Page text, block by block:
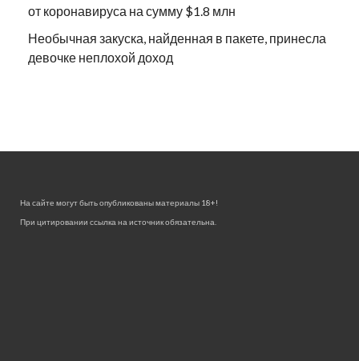
от коронавируса на сумму $1.8 млн
Необычная закуска, найденная в пакете, принесла
девочке неплохой доход
На сайте могут быть опубликованы материалы 18+!
При цитировании ссылка на источник обязательна.